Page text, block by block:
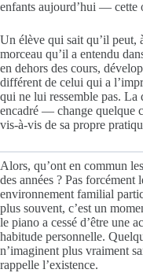
enfants aujourd’hui — cette
Un élève qui sait qu’il peut,
morceau qu’il a entendu
en dehors des cours,
différent de celui qui a
qui ne lui ressemble pas.
encadré — change quelque
vis-à-vis de sa propre
Alors, qu’ont en commun
des années ? Pas
environnement familial
plus souvent, c’est un
le piano a cessé d’être une
habitude personnelle.
n’imaginent plus vraiment
rappelle l’existence.